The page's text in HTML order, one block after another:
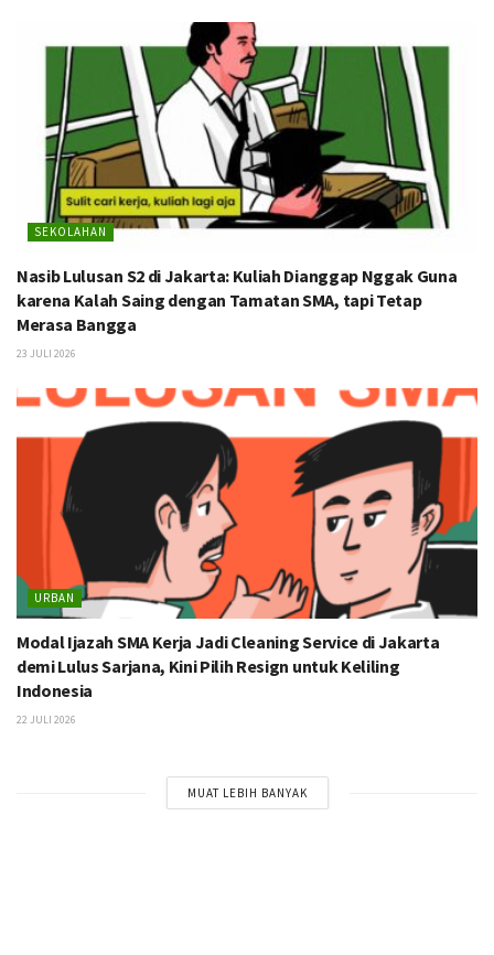
SEKOLAHAN
Nasib Lulusan S2 di Jakarta: Kuliah Dianggap Nggak Guna
karena Kalah Saing dengan Tamatan SMA, tapi Tetap
Merasa Bangga
23 JULI 2026
URBAN
Modal Ijazah SMA Kerja Jadi Cleaning Service di Jakarta
demi Lulus Sarjana, Kini Pilih Resign untuk Keliling
Indonesia
22 JULI 2026
MUAT LEBIH BANYAK